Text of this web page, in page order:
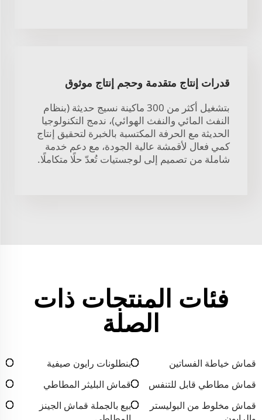
قدرات إنتاج متقدمة وحجم إنتاج موثوق
بتشغيل أكثر من 300 ماكينة نسيج حديثة (بنظام
النفث المائي والنفث الهوائي)، ندمج التكنولوجيا
الحديثة مع الحرفة المكتسبة بالخبرة لتحقيق إنتاج
كمي فعال لأقمشة عالية الجودة، مع دعم خدمة
شاملة من تصميم إلى لوجستيات تُعدّ حلًا متكاملًا.
فئات المنتجات ذات
الصلة
قماش خياطة الفساتين
بنطلونات رايون صيفية
قماش مطاطي قابل للتنفس
قماش البليثر المطاطي
قماش مخلوط من البوليستر
بيع بالجملة قماش الجينز